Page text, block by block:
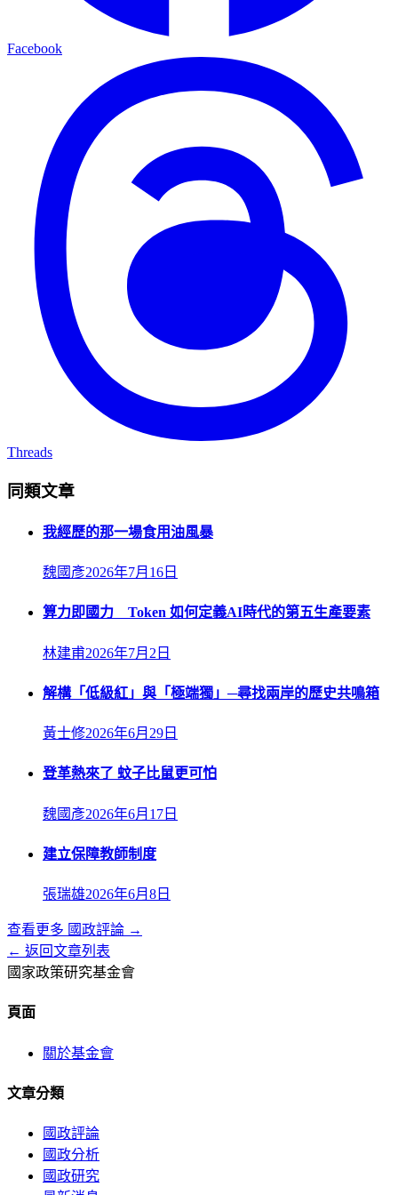
Facebook
Threads
同類文章
我經歷的那一場食用油風暴
魏國彥2026年7月16日
算力即國力 Token 如何定義AI時代的第五生產要素
林建甫2026年7月2日
解構「低級紅」與「極端獨」─尋找兩岸的歷史共鳴箱
黃士修2026年6月29日
登革熱來了 蚊子比鼠更可怕
魏國彥2026年6月17日
建立保障教師制度
張瑞雄2026年6月8日
查看更多 國政評論 →
← 返回文章列表
國家政策研究基金會
頁面
關於基金會
文章分類
國政評論
國政分析
國政研究